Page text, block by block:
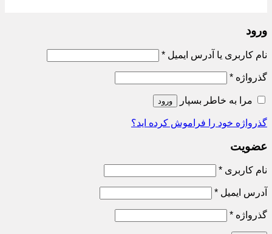
ورود
نام کاربری یا آدرس ایمیل *الزامی
گذرواژه *الزامی
مرا به خاطر بسپار ورود
گذرواژه خود را فراموش کرده اید؟
عضویت
نام کاربری *الزامی
آدرس ایمیل *الزامی
گذرواژه *الزامی